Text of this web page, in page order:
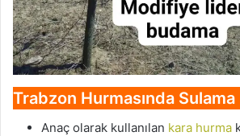
Trabzon Hurmasında Sulama
Anaç olarak kullanılan kara hurma